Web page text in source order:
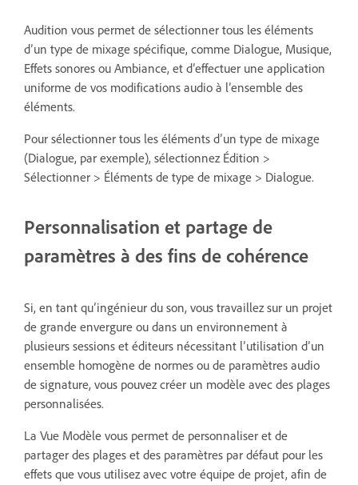
Audition vous permet de sélectionner tous les éléments
d’un type de mixage spécifique, comme Dialogue, Musique,
Effets sonores ou Ambiance, et d’effectuer une application
uniforme de vos modifications audio à l’ensemble des
éléments.
Pour sélectionner tous les éléments d’un type de mixage
(Dialogue, par exemple), sélectionnez Édition >
Sélectionner > Éléments de type de mixage > Dialogue.
Personnalisation et partage de
paramètres à des fins de cohérence
Si, en tant qu’ingénieur du son, vous travaillez sur un projet
de grande envergure ou dans un environnement à
plusieurs sessions et éditeurs nécessitant l’utilisation d’un
ensemble homogène de normes ou de paramètres audio
de signature, vous pouvez créer un modèle avec des plages
personnalisées.
La Vue Modèle vous permet de personnaliser et de
partager des plages et des paramètres par défaut pour les
effets que vous utilisez avec votre équipe de projet, afin de